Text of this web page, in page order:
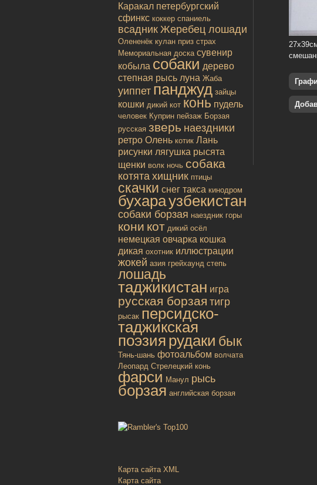
Каракал петербургский
сфинкс коккер спаниель
всадник Жеребец лошади
Олененёк кулан приз страх
Мемориальная доска сувенир
кобыла собаки дерево
степная рысь луна Жаба
уиппет панджуд зайцы
кошки дикий кот конь пудель
человек Куприн пейзаж Борзая
русская зверь наездники
ретро Олень котик Лань
рисунки лягушка рысята
щенки волк ночь собака
котята хищник птицы
скачки снег такса кинодром
бухараузбекистан
собаки борзая наездник горы
кони кот дикий осёл
немецкая овчарка кошка
дикая охотник иллюстрации
жокей азия грейхаунд степь
лошадь
таджикистан игра
русская борзая тигр
рысак персидско-
таджикская
поэзия рудаки бык
Тянь-шань фотоальбом волчата
Леопард Стрелецкий конь
фарси Манул рысь
борзая английская борзая
Карта сайта XML
Карта сайта